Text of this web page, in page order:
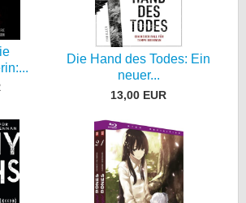
Die Hand des Todes: Ein
neuer...
13,00 EUR